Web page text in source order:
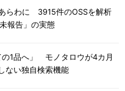
らわに 3915件のOSSを解析
報告」の実態
の1品へ」 モノタロウが4カ月
ない独自検索機能